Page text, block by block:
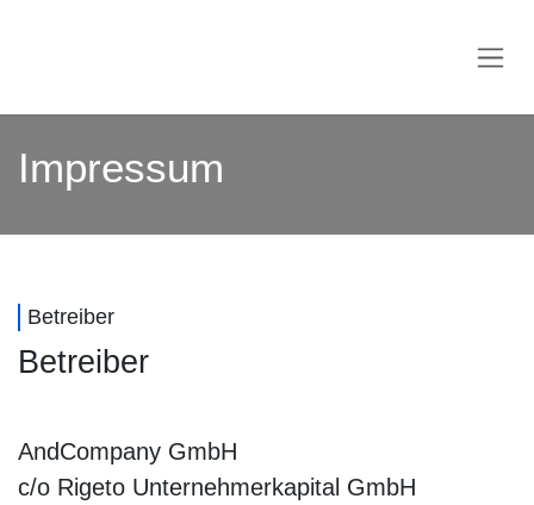
Impressum
Betreiber
Betreiber
AndCompany GmbH
c/o Rigeto Unternehmerkapital GmbH